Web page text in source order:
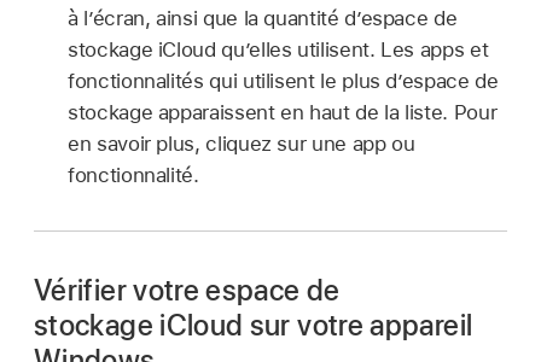
à l’écran, ainsi que la quantité d’espace de
stockage iCloud qu’elles utilisent. Les apps et
fonctionnalités qui utilisent le plus d’espace de
stockage apparaissent en haut de la liste. Pour
en savoir plus, cliquez sur une app ou
fonctionnalité.
Vérifier votre espace de
stockage iCloud sur votre appareil